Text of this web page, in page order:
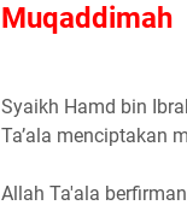
Muqaddimah
Syaikh Hamd bin
Ta’ala menciptakan
Allah Ta'ala